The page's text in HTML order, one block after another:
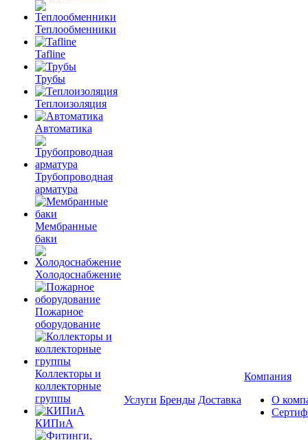
Теплообменники
Tafline
Трубы
Теплоизоляция
Автоматика
Трубопроводная
арматура
Мембранные
баки
Холодоснабжение
Пожарное
оборудование
Коллекторы и
коллекторные
группы
КИПиА
Услуги Бренды Доставка
Компания
О